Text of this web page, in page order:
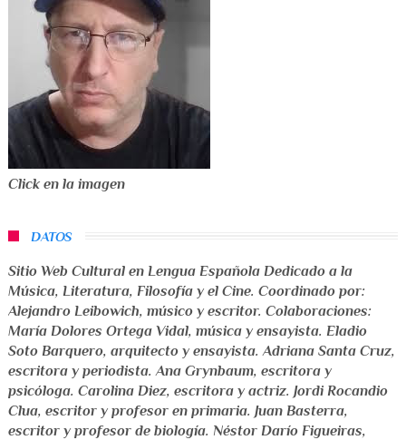
Click en la imagen
DATOS
Sitio Web Cultural en Lengua Española Dedicado a la
Música, Literatura, Filosofía y el Cine. Coordinado por:
Alejandro Leibowich, músico y escritor. Colaboraciones:
María Dolores Ortega Vidal, música y ensayista. Eladio
Soto Barquero, arquitecto y ensayista.Adriana Santa Cruz,
escritora y periodista.Ana Grynbaum, escritora y
psicóloga. Carolina Diez, escritora y actriz. Jordi Rocandio
Clua, escritor y profesor en primaria. Juan Basterra,
escritor y profesor de biología. Néstor Darío Figueiras,